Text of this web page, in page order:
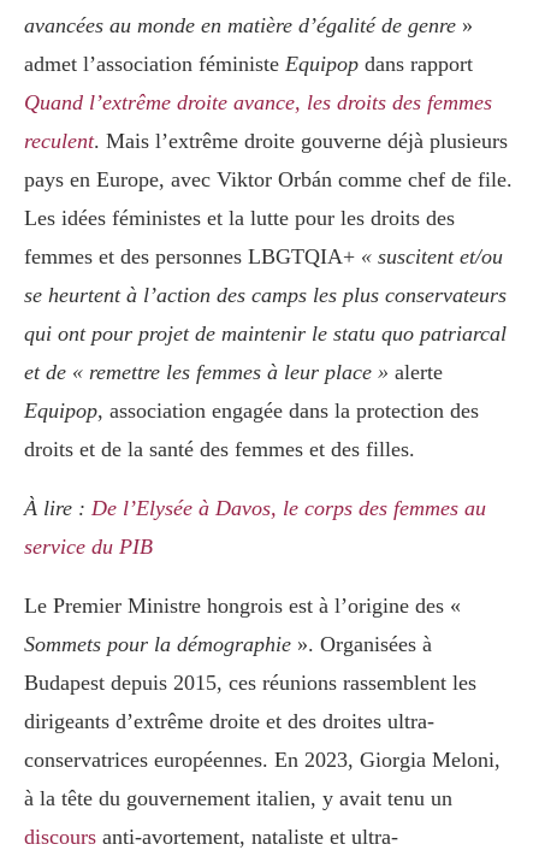
avancées au monde en matière d’égalité de genre »
admet l’association féministe Equipop dans rapport
Quand l’extrême droite avance, les droits des femmes
reculent. Mais l’extrême droite gouverne déjà plusieurs
pays en Europe, avec Viktor Orbán comme chef de file.
Les idées féministes et la lutte pour les droits des
femmes et des personnes LBGTQIA+ « suscitent et/ou
se heurtent à l’action des camps les plus conservateurs
qui ont pour projet de maintenir le statu quo patriarcal
et de « remettre les femmes à leur place » alerte
Equipop, association engagée dans la protection des
droits et de la santé des femmes et des filles.
À lire : De l’Elysée à Davos, le corps des femmes au
service du PIB
Le Premier Ministre hongrois est à l’origine des «
Sommets pour la démographie ». Organisées à
Budapest depuis 2015, ces réunions rassemblent les
dirigeants d’extrême droite et des droites ultra-
conservatrices européennes. En 2023, Giorgia Meloni,
à la tête du gouvernement italien, y avait tenu un
discours anti-avortement, nataliste et ultra-